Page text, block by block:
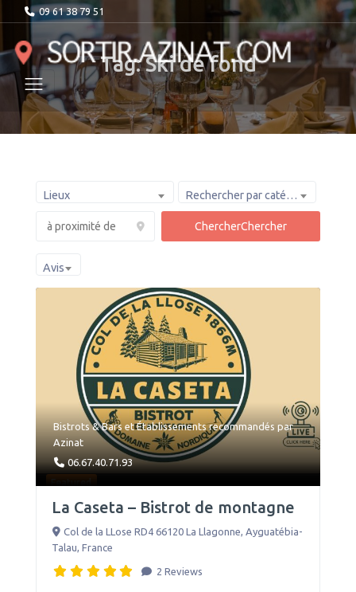
09 61 38 79 51
Tag: Ski de fond
Lieux Rechercher par catégorie :
ChercherChercher
Avis
Favorite
Bistrots & Bars etÉtablissements recommandés par
Azinat
06.67.40.71.93
La Caseta – Bistrot de montagne
Col de la LLose RD4 66120 La Llagonne Ayguatébia-
Talau France
2 Reviews